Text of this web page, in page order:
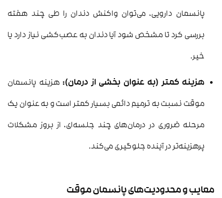
پانسمان دارویی، می‌توان واکنش دندان را طی چند هفته
بررسی کرد تا مشخص شود آیا دندان به عصب‌کشی نیاز دارد یا
خیر.
هزینه کمتر (به عنوان بخشی از درمان): هزینه پانسمان
موقت نسبت به ترمیم دائمی بسیار کمتر است و به عنوان یک
مرحله ضروری در درمان‌های چند جلسه‌ای، از بروز مشکلات
پرهزینه‌تر در آینده جلوگیری می‌کند.
معایب و محدودیت‌های پانسمان موقت